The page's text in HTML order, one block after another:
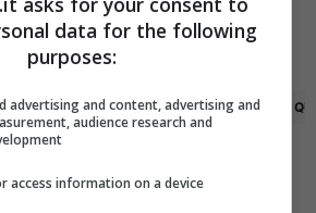
(19')
Konstantinos Nyssis
(66')
PRONOSTICI FORMAZIONI CLASSIFICA
DirettaGoal!
i pronostici dei migliori Tipster!
su Google Play
data for the following
purposes:
advertising and content, advertising and
audience research and
access information on a device